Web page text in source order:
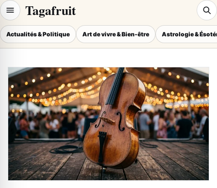
Tagafruit
Actualités & Politique Art de vivre & Bien-être Astrologie &